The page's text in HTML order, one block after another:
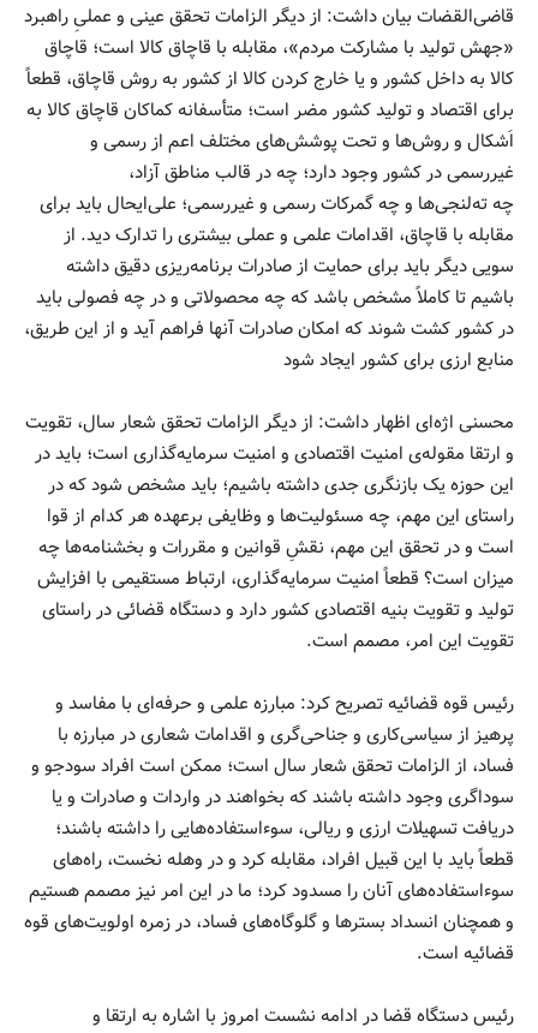
قاضی‌القضات بیان داشت: از دیگر الزامات تحقق عینی و عملیِ راهبرد
«جهش تولید با مشارکت مردم»، مقابله با قاچاق کالا است؛ قاچاق
کالا به داخل کشور و یا خارج کردن کالا از کشور به روش قاچاق، قطعاً
برای اقتصاد و تولید کشور مضر است؛ متأسفانه کماکان قاچاق کالا به
اَشکال و روش‌ها و تحت پوشش‌های مختلف اعم از رسمی و
غیررسمی در کشور وجود دارد؛ چه در قالب مناطق آزاد،
چه ته‌لنجی‌ها و چه گمرکات رسمی و غیررسمی؛ علی‌ایحال باید برای
مقابله با قاچاق، اقدامات علمی و عملی بیشتری را تدارک دید. از
سویی دیگر باید برای حمایت از صادرات برنامه‌ریزی دقیق داشته
باشیم تا کاملاً مشخص باشد که چه محصولاتی و در چه فصولی باید
در کشور کشت شوند که امکان صادرات آنها فراهم آید و از این طریق،
منابع ارزی برای کشور ایجاد شود
محسنی اژه‌ای اظهار داشت: از دیگر الزامات تحقق شعار سال، تقویت
و ارتقا مقوله‌ی امنیت اقتصادی و امنیت سرمایه‌گذاری است؛ باید در
این حوزه یک بازنگری جدی داشته باشیم؛ باید مشخص شود که در
راستای این مهم، چه مسئولیت‌ها و وظایفی برعهده هر کدام از قوا
است و در تحقق این مهم، نقشِ قوانین و مقررات و بخشنامه‌ها چه
میزان است؟ قطعاً امنیت سرمایه‌گذاری، ارتباط مستقیمی با افزایش
تولید و تقویت بنیه اقتصادی کشور دارد و دستگاه قضائی در راستای
تقویت این امر، مصمم است.
رئیس قوه قضائیه تصریح کرد: مبارزه علمی و حرفه‌ای با مفاسد و
پرهیز از سیاسی‌کاری و جناحی‌گری و اقدامات شعاری در مبارزه با
فساد، از الزامات تحقق شعار سال است؛ ممکن است افراد سودجو و
سوداگری وجود داشته باشند که بخواهند در واردات و صادرات و یا
دریافت تسهیلات ارزی و ریالی، سوء‌استفاده‌هایی را داشته باشند؛
قطعاً باید با این قبیل افراد، مقابله کرد و در وهله نخست، راه‌های
سوء‌استفاده‌های آنان را مسدود کرد؛ ما در این امر نیز مصمم هستیم
و همچنان انسداد بسترها و گلوگاه‌های فساد، در زمره اولویت‌های قوه
قضائیه است.
رئیس دستگاه قضا در ادامه نشست امروز با اشاره به ارتقا و